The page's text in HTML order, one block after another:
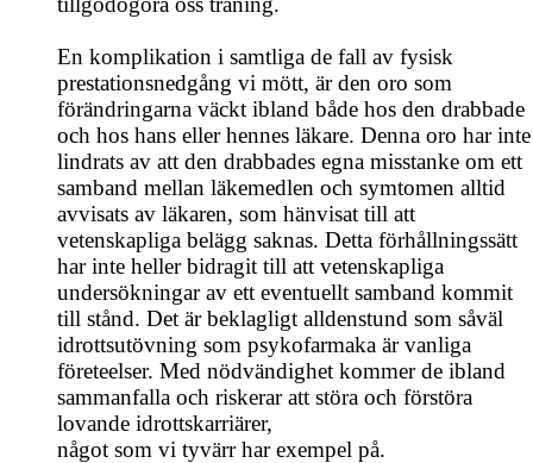
En komplikation i samtliga de fall av fysisk
prestationsnedgång vi mött, är den oro som
förändringarna väckt ibland både hos den drabbade
och hos hans eller hennes läkare. Denna oro har inte
lindrats av att den drabbades egna misstanke om ett
samband mellan läkemedlen och symtomen alltid
avvisats av läkaren, som hänvisat till att
vetenskapliga belägg saknas. Detta förhållningssätt
har inte heller bidragit till att vetenskapliga
undersökningar av ett eventuellt samband kommit
till stånd. Det är beklagligt alldenstund som såväl
idrottsutövning som psykofarmaka är vanliga
företeelser. Med nödvändighet kommer de ibland
sammanfalla och riskerar att störa och förstöra
lovande idrottskarriärer,
något som vi tyvärr har exempel på.